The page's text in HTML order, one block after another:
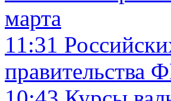
марта
11:31
правительства